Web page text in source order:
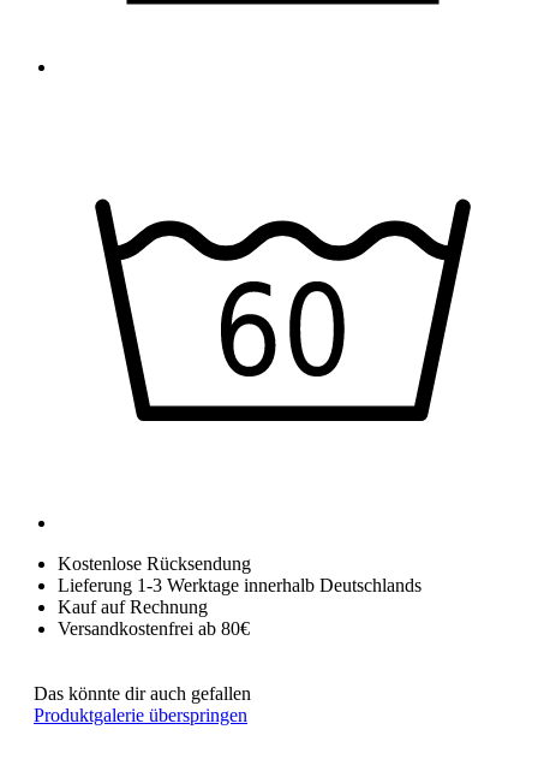
Kostenlose Rücksendung
Lieferung 1-3 Werktage innerhalb Deutschlands
Kauf auf Rechnung
Versandkostenfrei ab 80€
Das könnte dir auch gefallen
Produktgalerie überspringen